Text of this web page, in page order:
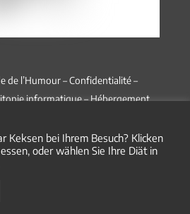
de l’Humour –Confidentialité–
itopie informatique– Hébergement
Keksen bei Ihrem Besuch? Klicken
oder wählen Sie Ihre Diät in